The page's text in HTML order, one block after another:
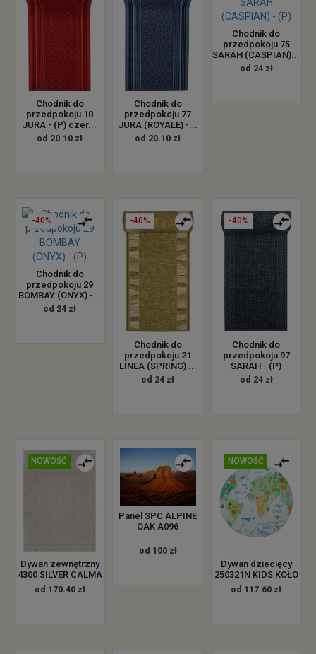
Chodnik do
przedpokoju 10
JURA - (P) czer...
od 20.10 zł
Chodnik do
przedpokoju 77
JURA (ROYALE) -...
od 20.10 zł
Chodnik do
przedpokoju 75
SARAH (CASPIAN)...
od 24 zł
-40%
Chodnik do
przedpokoju 29
BOMBAY (ONYX) -...
od 24 zł
-40%
Chodnik do
przedpokoju 21
LINEA (SPRING) ...
od 24 zł
-40%
Chodnik do
przedpokoju 97
SARAH - (P)
od 24 zł
NOWOŚĆ
Dywan zewnętrzny
4300 SILVER CALMA
od 170.40 zł
Panel SPC ALPINE
OAK A096
od 100 zł
NOWOŚĆ
Dywan dziecięcy
250321N KIDS KOŁO
od 117.60 zł